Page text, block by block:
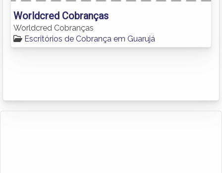
Worldcred Cobranças
Worldcred Cobranças
Escritórios de Cobrança em Guarujá